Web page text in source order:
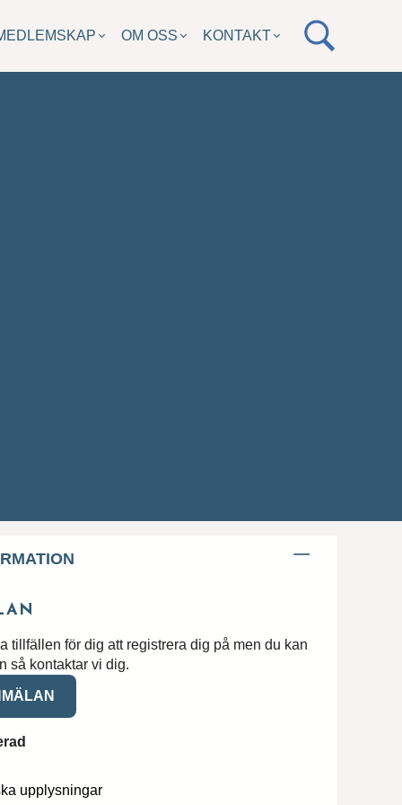
OM OSS KONTAKT
tillfällen för dig att registrera dig på men du kan
så kontaktar vi dig.
upplysningar